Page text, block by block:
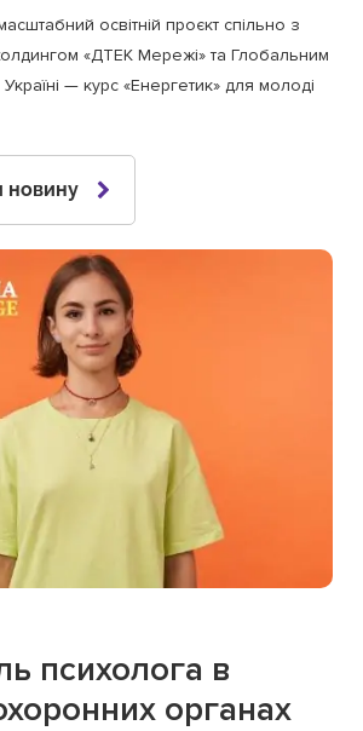
освітній проєкт спільно з
«ДТЕК Мережі» та Глобальним
— курс «Енергетик» для молоді
новину
психолога в
органах